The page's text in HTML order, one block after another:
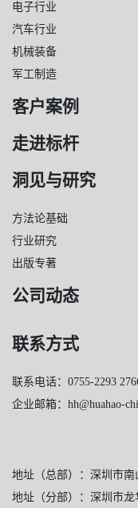
电子行业
汽车行业
机械装备
军工制造
客户案例
走进标杆
洞见与研究
方法论基础
行业研究
出版专著
公司动态
联系方式
联系电话：0755-2293
企业邮箱：hh@huahao-
地址（总部）：深圳市南
地址（分部）：深圳市